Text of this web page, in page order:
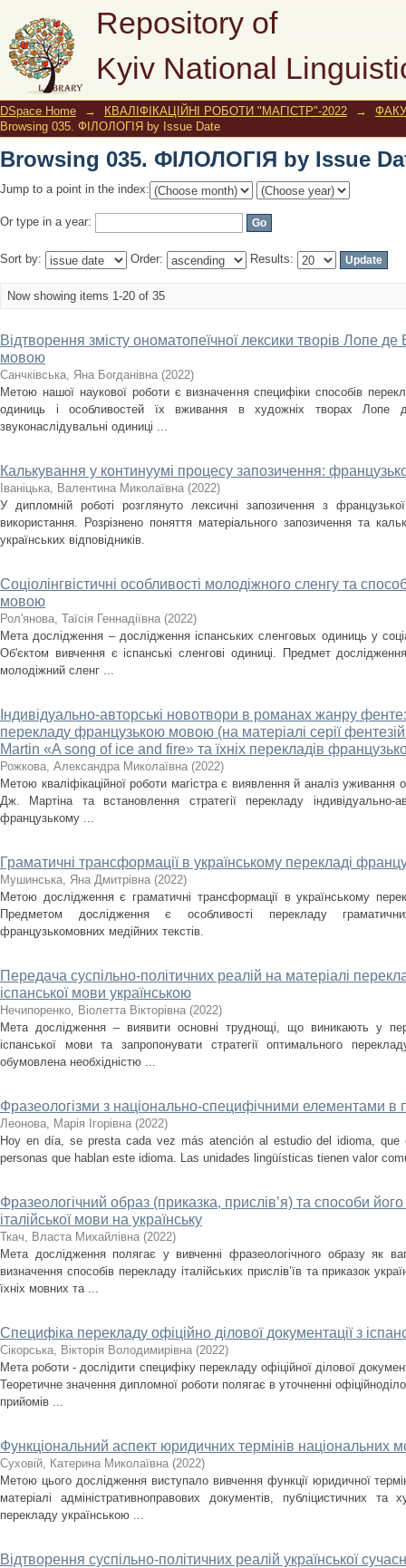
Repository of
Kyiv National
Browsing 035. ФІЛОЛОГІЯ by Issue
DSpace Home → КВАЛІФІКАЦІЙНІ РОБОТИ "МАГІСТР"-2022 →
Browsing 035. ФІЛОЛОГІЯ by Issue Date
Browsing 035. ФІЛОЛОГІЯ by Issue
Jump to a point in the index:
Or type in a year:
Sort by: Order: Results:
Now showing items 1-20 of 35
Відтворення змісту ономатопеїчної лексики творів Лопе
мовою
Санчківська, Яна Богданівна (2022)
Метою нашої наукової роботи є визначення специфіки способів
одиниць і особливостей їх вживання в художніх творах Лопе
звуконаслідувальні одиниці ...
Калькування у континуумі процесу запозичення:
Іваніцька, Валентина Миколаївна (2022)
У дипломній роботі розглянуто лексичні запозичення з
використання. Розрізнено поняття матеріального запозичення та
українських відповідників.
Соціолінгвістичні особливості молодіжного сленгу та
мовою
Рол'янова, Таїсія Геннадіївна (2022)
Мета дослідження – дослідження іспанських сленговых одиниць у
Об'єктом вивчення є іспанські сленгові одиниці. Предмет
молодіжний сленг ...
Індивідуально-авторські новотвори в романах жанру
перекладу французькою мовою (на матеріалі серії
Martin «A song of ice and fire» та їхніх перекладів
Рожкова, Александра Миколаївна (2022)
Метою кваліфікаційної роботи магістра є виявлення й аналіз уживання
Дж. Мартіна та встановлення стратегії перекладу індивідуально-
французькому ...
Граматичні трансформації в українському перекладі
Мушинська, Яна Дмитрівна (2022)
Метою дослідження є граматичні трансформації в українському
Предметом дослідження є особливості перекладу
французькомовних медійних текстів.
Передача суспільно-політичних реалій на матеріалі
іспанської мови українською
Нечипоренко, Віолетта Вікторівна (2022)
Мета дослідження – виявити основні труднощі, що виникають у
іспанської мови та запропонувати стратегії оптимального
обумовлена необхідністю ...
Фразеологізми з національно-специфічними елементами в
Леонова, Марія Ігорівна (2022)
Hoy en día, se presta cada vez más atención al estudio del idioma,
personas que hablan este idioma. Las unidades lingüísticas tienen valor
Фразеологічний образ (приказка, прислів’я) та способи
італійської мови на українську
Ткач, Власта Михайлівна (2022)
Мета дослідження полягає у вивченні фразеологічного образу як
визначення способів перекладу італійських прислів’їв та приказок
їхніх мовних та ...
Специфіка перекладу офіційно ділової документації з
Сікорська, Вікторія Володимирівна (2022)
Мета роботи - дослідити специфіку перекладу офіційної ділової
Теоретичне значення дипломної роботи полягає в уточненні
прийомів ...
Функціональний аспект юридичних термінів національних
Суховій, Катерина Миколаївна (2022)
Метою цього дослідження виступало вивчення функції юридичної
матеріалі адміністративноправових документів, публіцистичних та
перекладу українською ...
Відтворення суспільно-політичних реалій української